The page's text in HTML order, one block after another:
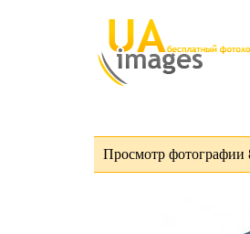
Просмотр фотографии